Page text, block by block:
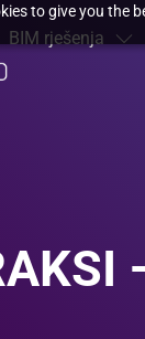
to give you the
BIM rješenja